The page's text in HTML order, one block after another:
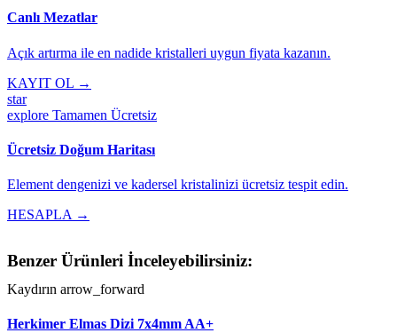
Canlı Mezatlar
Açık artırma ile en nadide kristalleri uygun fiyata kazanın.
KAYIT OL →
star
explore Tamamen Ücretsiz
Ücretsiz Doğum Haritası
Element dengenizi ve kadersel kristalinizi ücretsiz tespit edin.
HESAPLA →
Benzer Ürünleri İnceleyebilirsiniz:
Kaydırın arrow_forward
Herkimer Elmas Dizi 7x4mm AA+